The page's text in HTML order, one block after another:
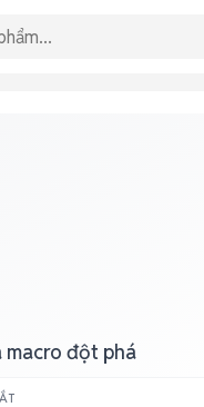
macro đột phá